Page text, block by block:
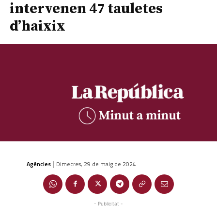
intervenen 47 tauletes
d’haixix
Agències | Dimecres, 29 de maig de 2024
- Publicitat -